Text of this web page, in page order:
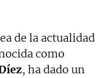
de la actualidad
como
, ha dado un